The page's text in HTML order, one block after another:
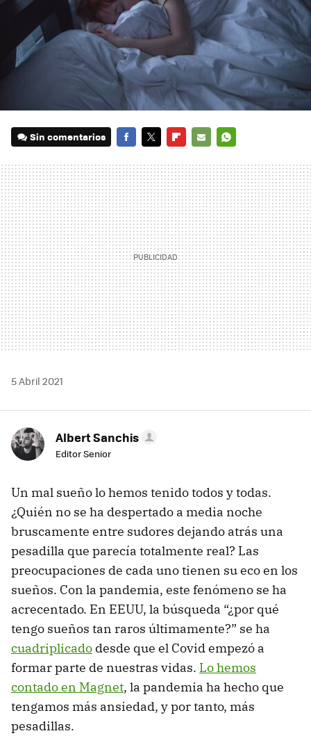
Sin comentarios
MAIL
5 Abril 2021
Albert Sanchis
Editor Senior
Un mal sueño lo hemos tenido todos y todas.
¿Quién no se ha despertado a media noche
bruscamente entre sudores dejando atrás una
pesadilla que parecía totalmente real? Las
preocupaciones de cada uno tienen su eco en los
sueños. Con la pandemia, este fenómeno se ha
acrecentado. En EEUU, la búsqueda “¿por qué
tengo sueños tan raros últimamente?” se ha
cuadriplicado desde que el Covid empezó a
formar parte de nuestras vidas. Lo hemos
contado en Magnet, la pandemia ha hecho que
tengamos más ansiedad, y por tanto, más
pesadillas.